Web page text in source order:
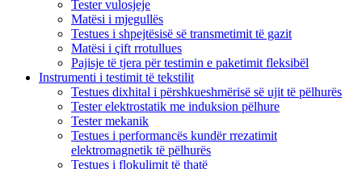
Tester vulosjeje
Matësi i mjegullës
Testues i shpejtësisë së transmetimit të gazit
Matësi i çift rrotullues
Pajisje të tjera për testimin e paketimit fleksibël
Instrumenti i testimit të tekstilit
Testues dixhital i përshkueshmërisë së ujit të pëlhurës
Tester elektrostatik me induksion pëlhure
Tester mekanik
Testues i performancës kundër rrezatimit
elektromagnetik të pëlhurës
Testues i flokulimit të thatë